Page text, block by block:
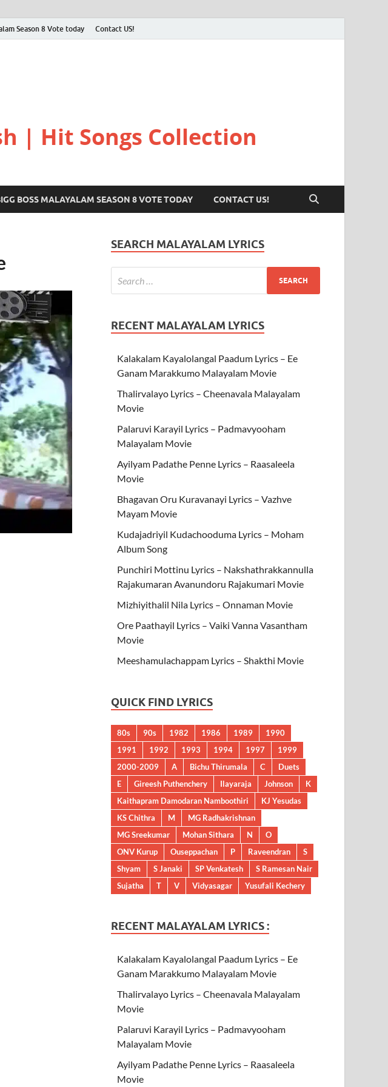
Season 8 Vote today Contact US!
| Hit Songs Collection
BOSS MALAYALAM SEASON 8 VOTE TODAY CONTACT US!
SEARCH MALAYALAM LYRICS
RECENT MALAYALAM LYRICS
Kalakalam Kayalolangal Paadum Lyrics – Ee
Ganam Marakkumo Malayalam Movie
Thalirvalayo Lyrics – Cheenavala Malayalam
Movie
Palaruvi Karayil Lyrics – Padmavyooham
Malayalam Movie
Ayilyam Padathe Penne Lyrics – Raasaleela
Movie
Bhagavan Oru Kuravanayi Lyrics – Vazhve
Mayam Movie
Kudajadriyil Kudachooduma Lyrics – Moham
Album Song
Punchiri Mottinu Lyrics – Nakshathrakkannulla
Rajakumaran Avanundoru Rajakumari Movie
Mizhiyithalil Nila Lyrics – Onnaman Movie
Ore Paathayil Lyrics – Vaiki Vanna Vasantham
Movie
Meeshamulachappam Lyrics – Shakthi Movie
QUICK FIND LYRICS
80s 90s 1982 1986 1989
1990
1991
1992 1993 1994 1997
1999
2000-2009
A Bichu Thirumala C
Duets
E
Gireesh Puthenchery Ilayaraja Johnson
K
Kaithapram Damodaran Namboothiri
KJ Yesudas
KS Chithra
M
MG Radhakrishnan
MG Sreekumar
Mohan Sithara N
O
ONV Kurup
Ouseppachan P Raveendran
S
Shyam
S Janaki SP Venkatesh
S Ramesan Nair
Sujatha
T V Vidyasagar Yusufali Kechery
RECENT MALAYALAM LYRICS :
Kalakalam Kayalolangal Paadum Lyrics – Ee
Ganam Marakkumo Malayalam Movie
Thalirvalayo Lyrics – Cheenavala Malayalam
Movie
Palaruvi Karayil Lyrics – Padmavyooham
Malayalam Movie
Ayilyam Padathe Penne Lyrics – Raasaleela
Movie